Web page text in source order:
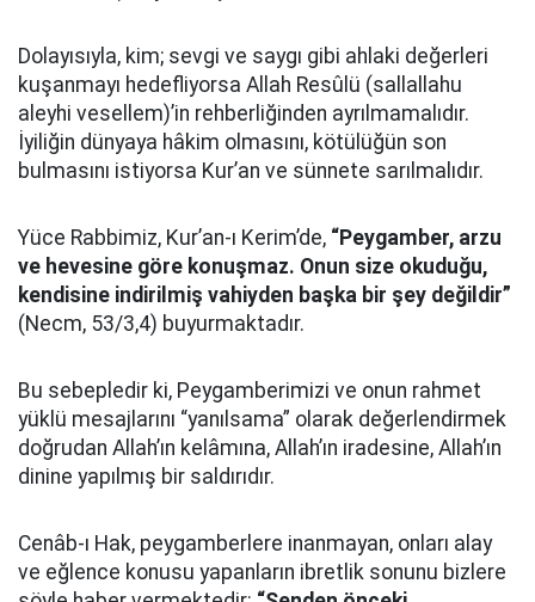
Dolayısıyla, kim; sevgi ve saygı gibi ahlaki değerleri
kuşanmayı hedefliyorsa Allah Resûlü (sallallahu
aleyhi vesellem)’in rehberliğinden ayrılmamalıdır.
İyiliğin dünyaya hâkim olmasını, kötülüğün son
bulmasını istiyorsa Kur’an ve sünnete sarılmalıdır.
Yüce Rabbimiz, Kur’an-ı Kerim’de, “Peygamber, arzu
ve hevesine göre konuşmaz. Onun size okuduğu,
kendisine indirilmiş vahiyden başka bir şey değildir”
(Necm, 53/3,4) buyurmaktadır.
Bu sebepledir ki, Peygamberimizi ve onun rahmet
yüklü mesajlarını “yanılsama” olarak değerlendirmek
doğrudan Allah’ın kelâmına, Allah’ın iradesine, Allah’ın
dinine yapılmış bir saldırıdır.
Cenâb-ı Hak, peygamberlere inanmayan, onları alay
ve eğlence konusu yapanların ibretlik sonunu bizlere